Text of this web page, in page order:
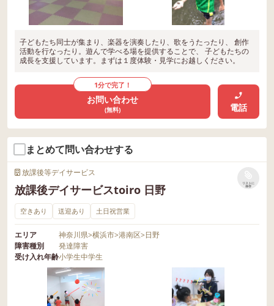
子どもたち同士が集まり、楽器を演奏したり、歌をうたったり、 創作
活動を行なったり。遊んで学べる場を提供することで、 子どもたちの
成長を支援しています。まずは１度体験・見学にお越しください。
1分で完了！
お問い合わせ
(無料) 電話
まとめて問い合わせする
放課後等デイサービス
放課後デイサービスtoiro 日野
リストに
保存
空きあり 送迎あり 土日祝営業
エリア 神奈川県>横浜市>港南区>日野
障害種別
発達障害
受け入れ年齢小学生中学生